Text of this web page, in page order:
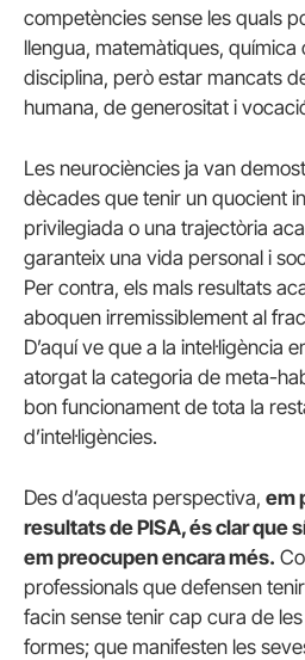
competències sense les quals
llengua, matemàtiques, química
disciplina, però estar mancats
humana, de generositat i
Les neurociències ja van
dècades que tenir un quocient
privilegiada o una trajectòria
garanteix una vida personal i
Per contra, els mals resultats
aboquen irremissiblement al
D’aquí ve que a la intel·ligència
atorgat la categoria de meta-
bon funcionament de tota la
d’intel·ligències.
Des d’aquesta perspectiva, em
resultats de PISA, és clar que
em preocupen encara més.
professionals que defensen
facin sense tenir cap cura de
formes; que manifesten les